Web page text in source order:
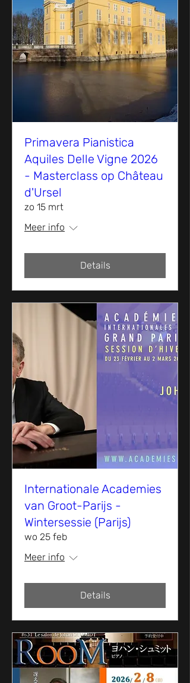
Primavera Pianistica
Aquiles Delle Vigne 2026
- Masterclass op Château
d'Ursel
zo 15 mrt
Meer info
Details
Internationale Academies
van Groot-Parijs -
Wintersessie (Parijs)
wo 25 feb
Meer info
Details